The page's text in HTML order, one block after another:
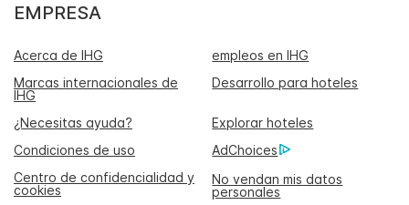
EMPRESA
Acerca de IHG
empleos en IHG
Marcas internacionales de
IHG
Desarrollo para hoteles
¿Necesitas ayuda?
Explorar hoteles
Condiciones de uso
AdChoices
Centro de confidencialidad y
cookies
No vendan mis datos
personales